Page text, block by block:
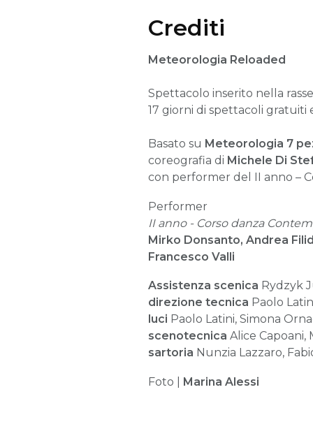
Crediti
Meteorologia Reloaded
Spettacolo inserito nella
17 giorni di spettacoli gratuiti
Basato su Meteorologia 7
coreografia di Michele Di
con performer del II anno –
Performer
II anno - Corso danza
Mirko Donsanto, Andrea
Francesco Valli
Assistenza scenica Rydzyk
direzione tecnica Paolo
luci Paolo Latini, Simona
scenotecnica Alice Capoani,
sartoria Nunzia Lazzaro,
Foto | Marina Alessi